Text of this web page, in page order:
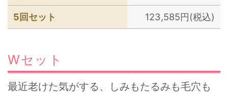
5回セット 123,585円(税込)
Wセット
最近老けた気がする、しみもたるみも毛穴も